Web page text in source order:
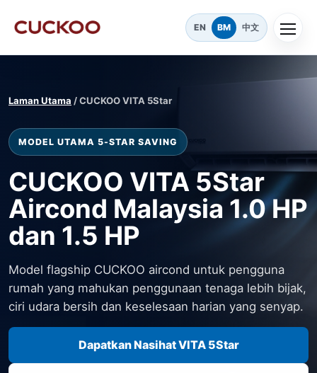
EN BM 中文
Laman Utama / CUCKOO VITA 5Star
MODEL UTAMA 5-STAR SAVING
CUCKOO VITA 5Star
Aircond Malaysia 1.0 HP
dan 1.5 HP
Model flagship CUCKOO aircond untuk pengguna
rumah yang mahukan penggunaan tenaga lebih bijak,
ciri udara bersih dan keselesaan harian yang senyap.
Dapatkan Nasihat VITA 5Star